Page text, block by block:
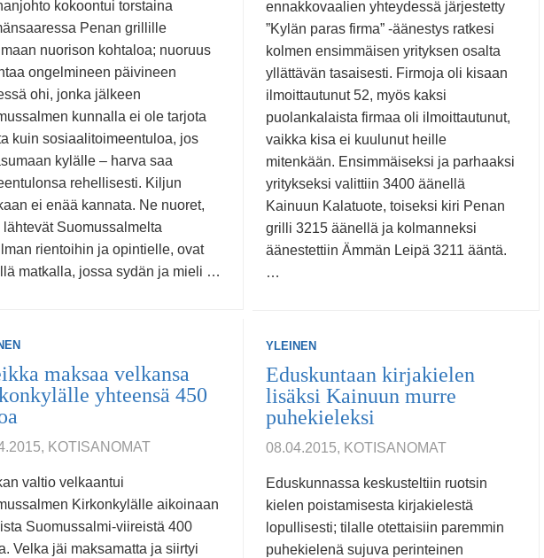
kokoontui torstaina
Penan grillille
nuorison kohtaloa; nuoruus
ongelmineen päivineen
ohi, jonka jälkeen
kunnalla ei ole tarjota
kuin sosiaalitoimeentuloa, jos
kylälle – harva saa
rehellisesti. Kiljun
ei enää kannata. Ne nuoret,
lähtevät Suomussalmelta
rientoihin ja opintielle, ovat
matkalla, jossa sydän ja mieli …
ennakkovaalien yhteydessä järjestetty
”Kylän paras firma” -äänestys ratkesi
kolmen ensimmäisen yrityksen osalta
yllättävän tasaisesti. Firmoja oli kisaan
ilmoittautunut 52, myös kaksi
puolankalaista firmaa oli ilmoittautunut,
vaikka kisa ei kuulunut heille
mitenkään. Ensimmäiseksi ja parhaaksi
yritykseksi valittiin 3400 äänellä
Kainuun Kalatuote, toiseksi kiri Penan
grilli 3215 äänellä ja kolmanneksi
äänestettiin Ämmän Leipä 3211 ääntä.
…
maksaa velkansa
yhteensä 450
KOTISANOMAT
valtio velkaantui
Kirkonkylälle aikoinaan
Suomussalmi-viireistä 400
Velka jäi maksamatta ja siirtyi
YLEINEN
Eduskuntaan kirjakielen
lisäksi Kainuun murre
puhekieleksi
08.04.2015, KOTISANOMAT
Eduskunnassa keskusteltiin ruotsin
kielen poistamisesta kirjakielestä
lopullisesti; tilalle otettaisiin paremmin
puhekielenä sujuva perinteinen